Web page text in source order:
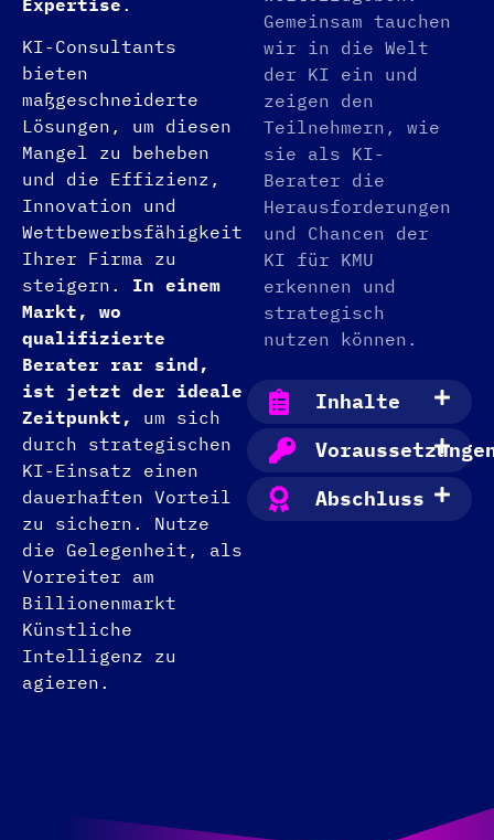
KI-Consultants
bieten
maßgeschneiderte
Lösungen, um diesen
Mangel zu beheben
und die Effizienz,
Innovation und
Wettbewerbsfähigkeit
Ihrer Firma zu
steigern. In einem
Markt, wo
qualifizierte
Berater rar sind,
ist jetzt der ideale
Zeitpunkt,
um sich
durch strategischen
KI-Einsatz einen
dauerhaften Vorteil
zu sichern. Nutze
die Gelegenheit, als
Vorreiter am
Billionenmarkt
Künstliche
Intelligenz zu
agieren.
Gemeinsam tauchen
wir in die Welt
der KI ein und
zeigen den
Teilnehmern, wie
sie als KI-
Berater die
Herausforderungen
und Chancen der
KI für KMU
erkennen und
strategisch
nutzen können.
Inhalte
Abschluss